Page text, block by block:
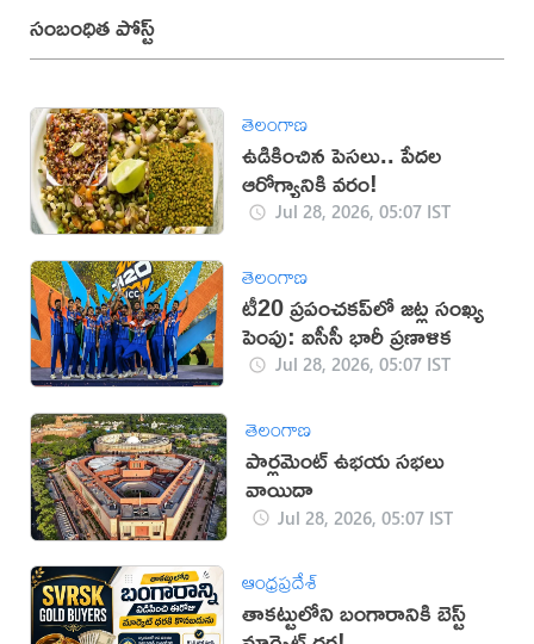
సంబంధిత పోస్ట్
తెలంగాణ
ఉడికించిన పెసలు.. పేదల
ఆరోగ్యానికి వరం!
Jul 28, 2026, 05:07 IST
తెలంగాణ
టీ20 ప్రపంచకప్‌లో జట్ల సంఖ్య
పెంపు: ఐసీసీ భారీ ప్రణాళిక
Jul 28, 2026, 05:07 IST
తెలంగాణ
పార్లమెంట్ ఉభయ సభలు
వాయిదా
Jul 28, 2026, 05:07 IST
ఆంధ్రప్రదేశ్
తాకట్టులోని బంగారానికి బెస్ట్